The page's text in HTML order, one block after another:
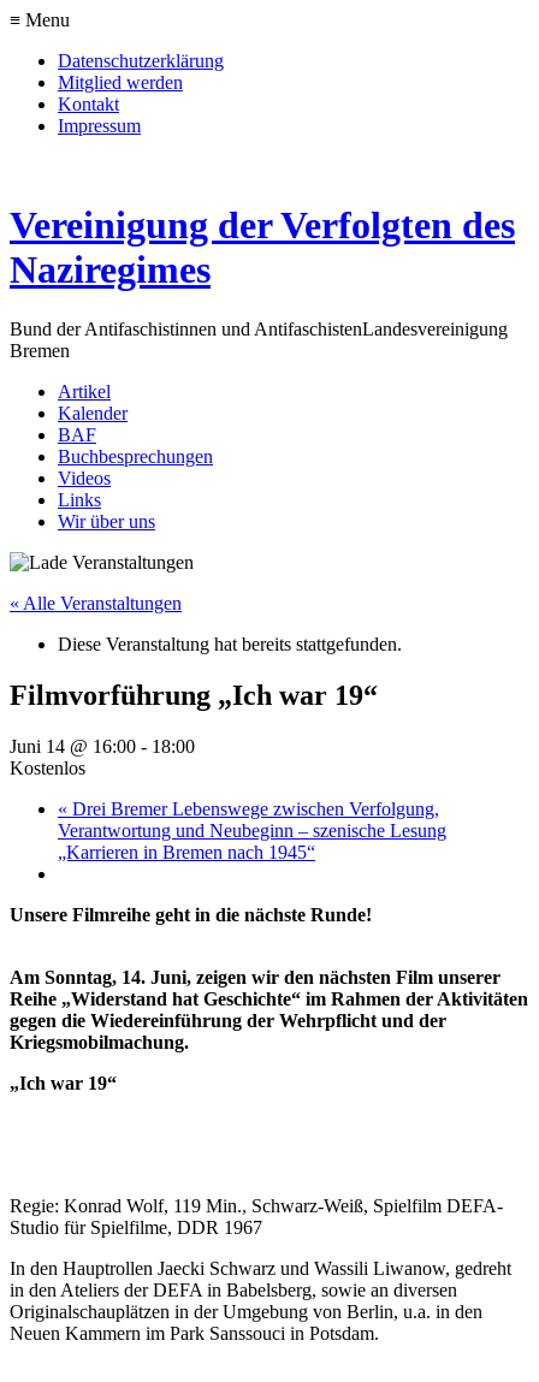
≡ Menu
Datenschutzerklärung
Mitglied werden
Kontakt
Impressum
Vereinigung der Verfolgten des
Naziregimes
Bund der Antifaschistinnen und AntifaschistenLandesvereinigung
Bremen
Artikel
Kalender
BAF
Buchbesprechungen
Videos
Links
Wir über uns
« Alle Veranstaltungen
Diese Veranstaltung hat bereits stattgefunden.
Filmvorführung „Ich war 19“
Juni 14 @ 16:00 - 18:00
Kostenlos
« Drei Bremer Lebenswege zwischen Verfolgung,
Verantwortung und Neubeginn – szenische Lesung
„Karrieren in Bremen nach 1945“
Unsere Filmreihe geht in die nächste Runde!
Am Sonntag, 14. Juni, zeigen wir den nächsten Film unserer
Reihe „Widerstand hat Geschichte“ im Rahmen der Aktivitäten
gegen die Wiedereinführung der Wehrpflicht und der
Kriegsmobilmachung.
„Ich war 19“
Regie: Konrad Wolf, 119 Min., Schwarz-Weiß, Spielfilm DEFA-
Studio für Spielfilme, DDR 1967
In den Hauptrollen Jaecki Schwarz und Wassili Liwanow, gedreht
in den Ateliers der DEFA in Babelsberg, sowie an diversen
Originalschauplätzen in der Umgebung von Berlin, u.a. in den
Neuen Kammern im Park Sanssouci in Potsdam.